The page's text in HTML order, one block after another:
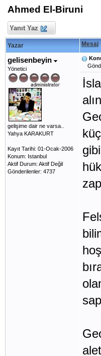
Ahmed El-Biruni
Yanıt Yaz
Yazar Mesaj
gelisenbeyin
Yönetici
gelişime dair ne varsa..
Yahya KARAKURT
Kayıt Tarihi: 01-Ocak-2006
Konum: Istanbul
Aktif Durum: Aktif Değil
Gönderilenler: 4737